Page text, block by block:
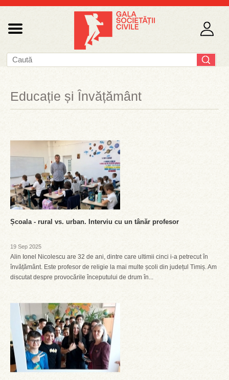
Educație și Învățământ
Școala - rural vs. urban. Interviu cu un tânăr profesor
19 Sep 2025
Alin Ionel Nicolescu are 32 de ani, dintre care ultimii cinci i-a petrecut în
învățământ. Este profesor de religie la mai multe școli din județul Timiș. Am
discutat despre provocările începutului de drum în...